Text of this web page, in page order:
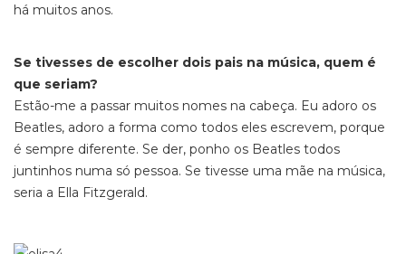
há muitos anos.
Se tivesses de escolher dois pais na música, quem é
que seriam?
Estão-me a passar muitos nomes na cabeça. Eu adoro os
Beatles, adoro a forma como todos eles escrevem, porque
é sempre diferente. Se der, ponho os Beatles todos
juntinhos numa só pessoa. Se tivesse uma mãe na música,
seria a Ella Fitzgerald.